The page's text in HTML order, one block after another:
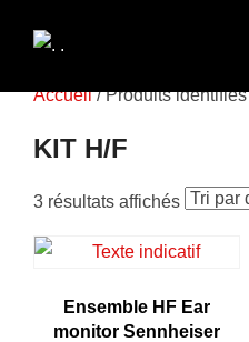
Accueil/ Produits identifiés
KIT H/F
3 résultats affichés
Ensemble HF Ear
monitor Sennheiser